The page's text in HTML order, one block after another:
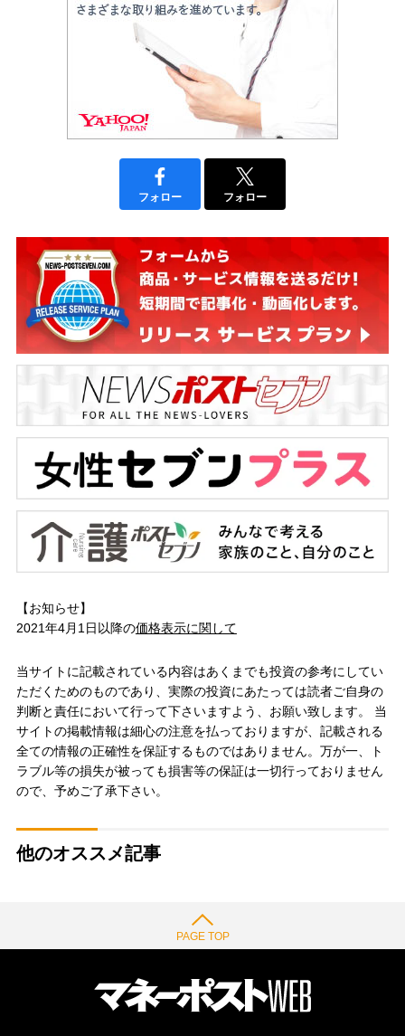
フォロー フォロー
【お知らせ】
2021年4月1日以降の価格表示に関して
当サイトに記載されている内容はあくまでも投資の参考にしてい
ただくためのものであり、実際の投資にあたっては読者ご自身の
判断と責任において行って下さいますよう、お願い致します。 当
サイトの掲載情報は細心の注意を払っておりますが、記載される
全ての情報の正確性を保証するものではありません。万が一、ト
ラブル等の損失が被っても損害等の保証は一切行っておりません
ので、予めご了承下さい。
他のオススメ記事
PAGE TOP